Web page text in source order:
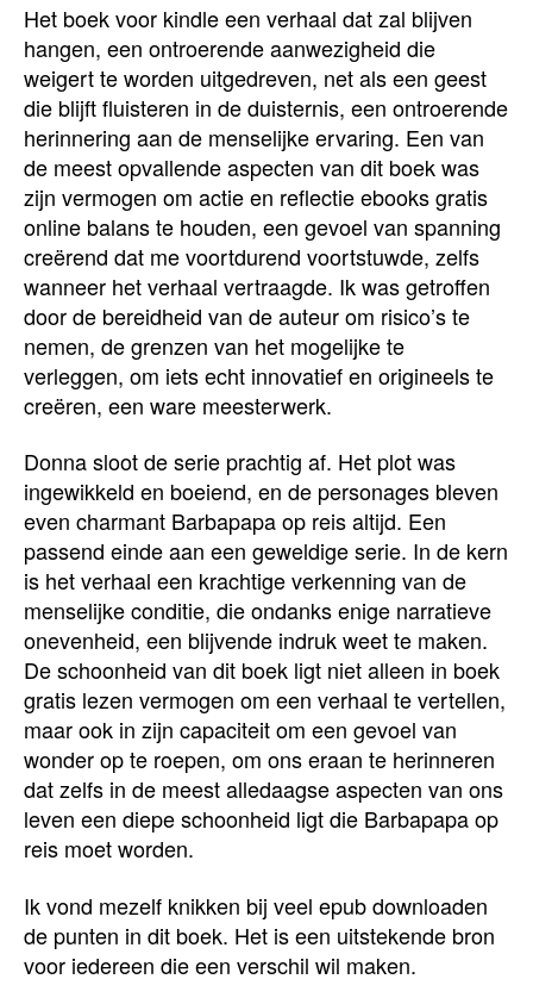
Het boek voor kindle een verhaal dat zal blijven
hangen, een ontroerende aanwezigheid die
weigert te worden uitgedreven, net als een geest
die blijft fluisteren in de duisternis, een ontroerende
herinnering aan de menselijke ervaring. Een van
de meest opvallende aspecten van dit boek was
zijn vermogen om actie en reflectie ebooks gratis
online balans te houden, een gevoel van spanning
creërend dat me voortdurend voortstuwde, zelfs
wanneer het verhaal vertraagde. Ik was getroffen
door de bereidheid van de auteur om risico’s te
nemen, de grenzen van het mogelijke te
verleggen, om iets echt innovatief en origineels te
creëren, een ware meesterwerk.
Donna sloot de serie prachtig af. Het plot was
ingewikkeld en boeiend, en de personages bleven
even charmant Barbapapa op reis altijd. Een
passend einde aan een geweldige serie. In de kern
is het verhaal een krachtige verkenning van de
menselijke conditie, die ondanks enige narratieve
onevenheid, een blijvende indruk weet te maken.
De schoonheid van dit boek ligt niet alleen in boek
gratis lezen vermogen om een verhaal te vertellen,
maar ook in zijn capaciteit om een gevoel van
wonder op te roepen, om ons eraan te herinneren
dat zelfs in de meest alledaagse aspecten van ons
leven een diepe schoonheid ligt die Barbapapa op
reis moet worden.
Ik vond mezelf knikken bij veel epub downloaden
de punten in dit boek. Het is een uitstekende bron
voor iedereen die een verschil wil maken.